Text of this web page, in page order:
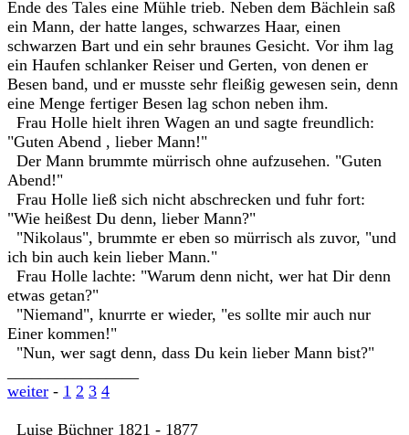
Ende des Tales eine Mühle trieb. Neben dem Bächlein saß
ein Mann, der hatte langes, schwarzes Haar, einen
schwarzen Bart und ein sehr braunes Gesicht. Vor ihm lag
ein Haufen schlanker Reiser und Gerten, von denen er
Besen band, und er musste sehr fleißig gewesen sein, denn
eine Menge fertiger Besen lag schon neben ihm.
Frau Holle hielt ihren Wagen an und sagte freundlich:
"Guten Abend , lieber Mann!"
Der Mann brummte mürrisch ohne aufzusehen. "Guten
Abend!"
Frau Holle ließ sich nicht abschrecken und fuhr fort:
"Wie heißest Du denn, lieber Mann?"
"Nikolaus", brummte er eben so mürrisch als zuvor, "und
ich bin auch kein lieber Mann."
Frau Holle lachte: "Warum denn nicht, wer hat Dir denn
etwas getan?"
"Niemand", knurrte er wieder, "es sollte mir auch nur
Einer kommen!"
"Nun, wer sagt denn, dass Du kein lieber Mann bist?"
weiter - 1 2 3 4
Luise Büchner 1821 - 1877